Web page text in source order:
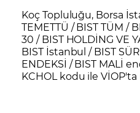
Koç Topluluğu, Borsa
TEMETTÜ / BIST TÜM /
30 / BIST HOLDİNG VE
BIST İstanbul / BIST
ENDEKSİ / BIST MALİ
KCHOL kodu ile